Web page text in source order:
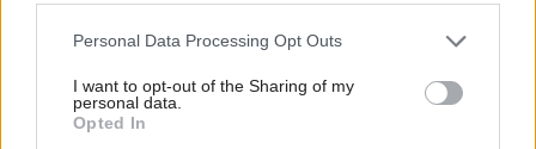
Please note that this website/app uses one or more Google
not limited to your visit or usage behaviour. You may click to
grant or deny consent to Google and its third-party tags to
use your data for below specified purposes in below Google
Personal Data Processing Opt Outs
I want to opt-out of the Sharing of my
personal data.
Opted In
Po otvorení oboch podlaží a odhalení pôvodného muriva sa ukázali aj